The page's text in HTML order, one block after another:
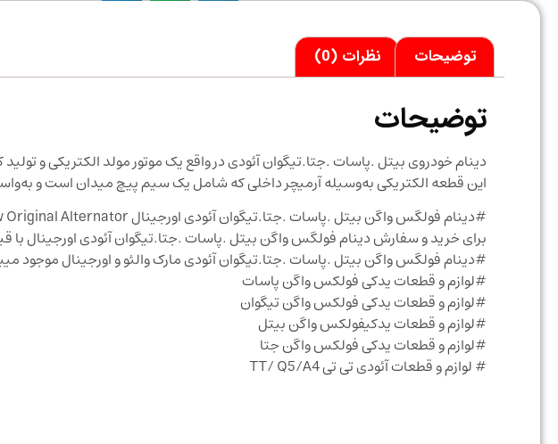
توضیحات نظرات (0)
توضیحات
دینام خودروی بیتل .پاسات .جتا.تیگوان آئودی در واقع یک موتور مولد الکتریکی و
این قطعه الکتریکی به‌وسیله آرمیچر داخلی که شامل یک سیم پیچ میدان است و
#دینام فولگس واگن بیتل .پاسات .جتا.تیگوان آئودی اورجینال Volkswagen Passat / Tiguan / beetle Brand New Original Alternator
برای خرید و سفارش دینام فولگس واگن بیتل .پاسات .جتا.تیگوان آئودی اورجینال
#دینام فولگس واگن بیتل .پاسات .جتا.تیگوان آئودی مارک والئو و اورجینال موجود
#لوازم و قطعات یدکی فولکس واگن پاسات
#لوازم و قطعات یدکی فولکس واگن تیگوان
#لوازم و قطعات یدکیفولکس واگن بیتل
#لوازم و قطعات یدکی فولکس واگن جتا
# لوازم و قطعات آئودی تی تی TT/ Q5/A4